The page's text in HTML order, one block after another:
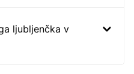
ljubljenčka v